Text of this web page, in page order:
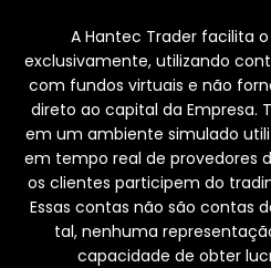
A Hantec Trader facilita
exclusivamente, utilizando
com fundos virtuais e não
direto ao capital da Empresa.
em um ambiente simulado
em tempo real de provedores
os clientes participem do
Essas contas não são contas
tal, nenhuma
capacidade de obter